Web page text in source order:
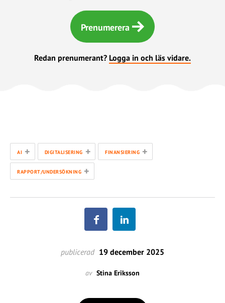
Prenumerera
Redan prenumerant? Logga in och läs vidare.
AI + DIGITALISERING + FINANSIERING +
RAPPORT/UNDERSÖKNING +
publicerad 19 december 2025
av Stina Eriksson